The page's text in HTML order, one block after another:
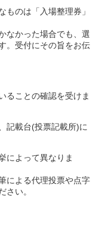
ものは「入場整理券」
なかった場合でも、選
。受付にその旨をお伝
ることの確認を受けま
記載台(投票記載所)に
によって異なりま
による代理投票や点字
さい。